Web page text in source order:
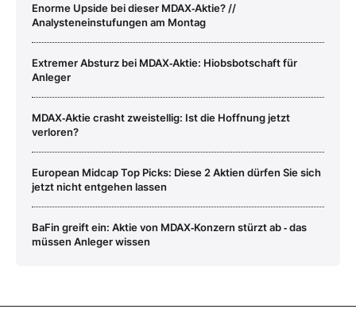
Enorme Upside bei dieser MDAX‑Aktie? //
Analysteneinstufungen am Montag
Extremer Absturz bei MDAX‑Aktie: Hiobsbotschaft für
Anleger
MDAX‑Aktie crasht zweistellig: Ist die Hoffnung jetzt
verloren?
European Midcap Top Picks: Diese 2 Aktien dürfen Sie sich
jetzt nicht entgehen lassen
BaFin greift ein: Aktie von MDAX‑Konzern stürzt ab ‑ das
müssen Anleger wissen